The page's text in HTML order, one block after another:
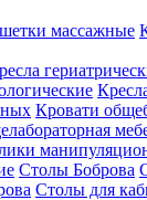
массажные
Кровати
Столы Боброва
Столы для